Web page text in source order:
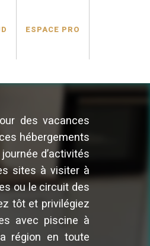
ESPACE PRO
des vacances
hébergements
d’activités
sites à visiter à
ou le circuit des
tôt et privilégiez
avec piscine à
région en toute